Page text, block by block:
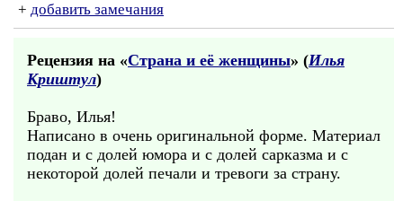
+ добавить замечания
Рецензия на «Страна и её женщины» (Илья
Криштул)
Браво, Илья!
Написано в очень оригинальной форме. Материал
подан и с долей юмора и с долей сарказма и с
некоторой долей печали и тревоги за страну.